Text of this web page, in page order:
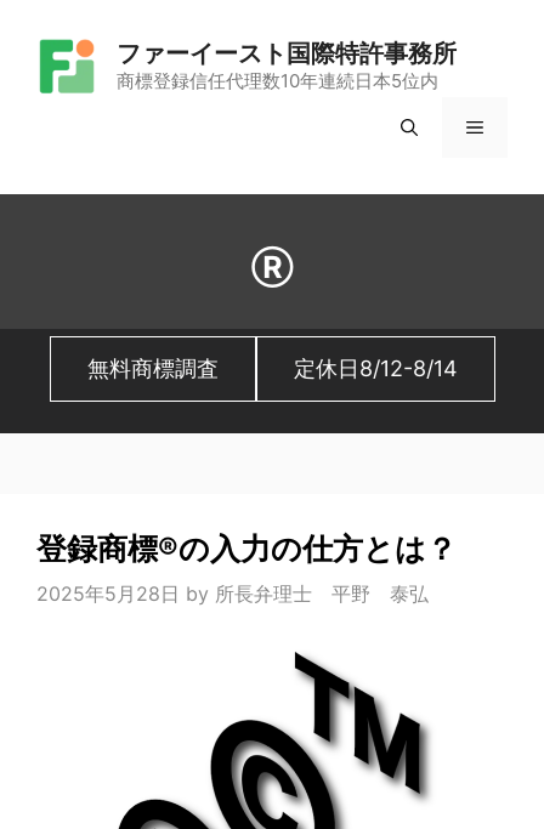
ッ
ファーイースト国際特許事務所
商標登録信任代理数10年連続日本5位内
メ
Ⓡ
無料商標調査 定休日8/12-8/14
登録商標®の入力の仕方とは？
2025年5月28日 by 所長弁理士 平野 泰弘